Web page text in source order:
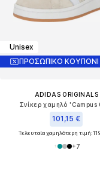
Unisex
ΠΡΟΣΩΠΙΚΟ ΚΟΥΠΟΝΙ
ADIDAS ORIGINALS
Σνίκερ χαμηλό 'Campus
101,15 €
Τελευταία χαμηλότερη τιμή:
+7